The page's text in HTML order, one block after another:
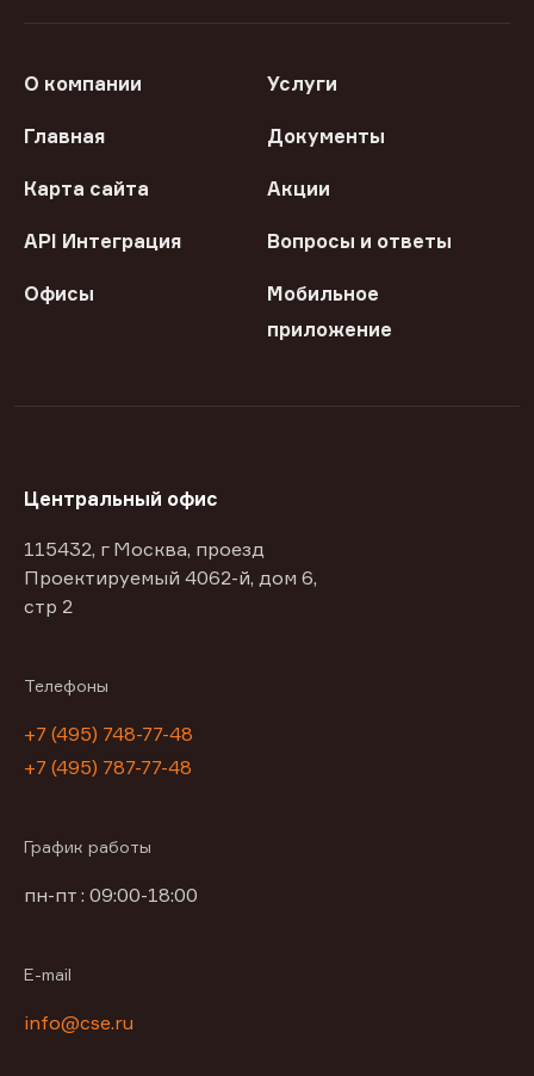
О компании Услуги
Главная Документы
Карта сайта Акции
API Интеграция Вопросы и ответы
Офисы
Мобильное
приложение
Центральный офис
115432, г Москва, проезд
Проектируемый 4062-й, дом 6,
стр 2
Телефоны
+7 (495) 748-77-48
+7 (495) 787-77-48
График работы
пн-пт : 09:00-18:00
E-mail
info@cse.ru